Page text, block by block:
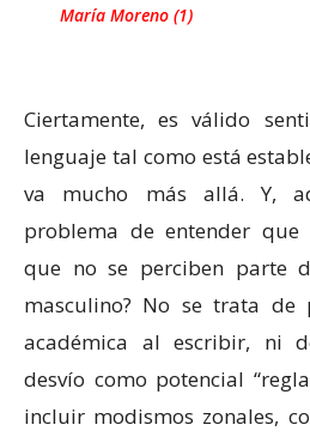
María Moreno (1)
Ciertamente, es válido
lenguaje tal como está
va mucho más allá. Y,
problema de entender que
que no se perciben parte
masculino? No se trata de
académica al escribir, ni
desvío como potencial
incluir modismos zonales,